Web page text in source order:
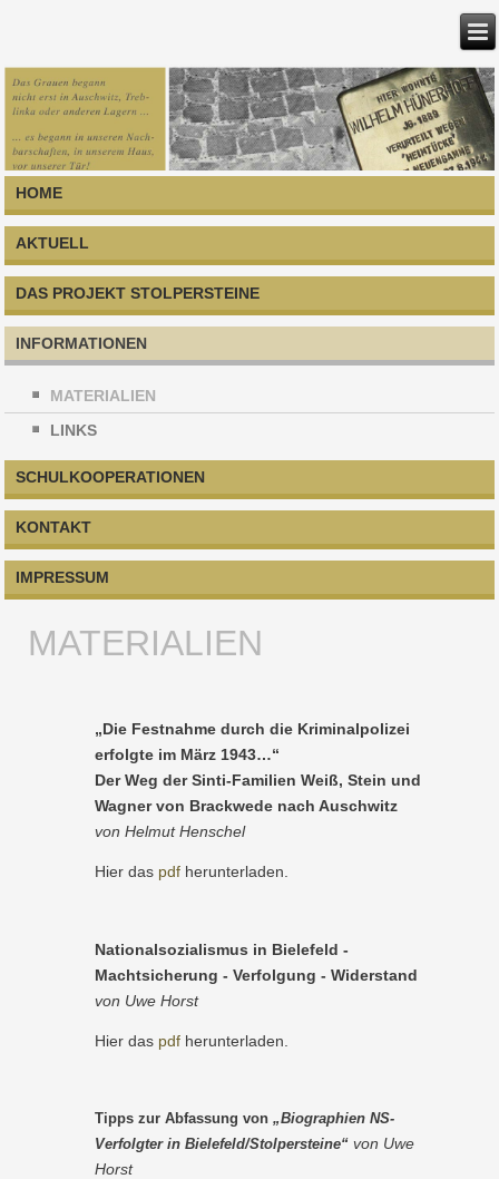
HOME
AKTUELL
DAS PROJEKT STOLPERSTEINE
INFORMATIONEN
MATERIALIEN
LINKS
SCHULKOOPERATIONEN
KONTAKT
IMPRESSUM
MATERIALIEN
„Die Festnahme durch die Kriminalpolizei
erfolgte im März 1943…“
Der Weg der Sinti-Familien Weiß, Stein und
Wagner von Brackwede nach Auschwitz
von Helmut Henschel
Hier das pdf herunterladen.
Nationalsozialismus in Bielefeld -
Machtsicherung - Verfolgung - Widerstand
von Uwe Horst
Hier das pdf herunterladen.
Tipps zur Abfassung von„Biographien NS-
Verfolgter in Bielefeld/Stolpersteine“ von Uwe
Horst